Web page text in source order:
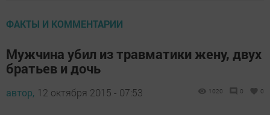
ФАКТЫ И КОММЕНТАРИИ
Мужчина убил из травматики жену, двух
братьев и дочь
автор, 12 октября 2015 - 07:53 1020 0 0